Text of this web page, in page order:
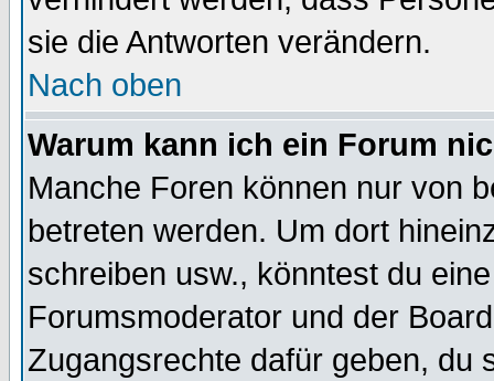
sie die Antworten verändern.
Nach oben
Warum kann ich ein Forum
Manche Foren können nur von
betreten werden. Um dort
schreiben usw., könntest du
Forumsmoderator und der
Zugangsrechte dafür geben, du